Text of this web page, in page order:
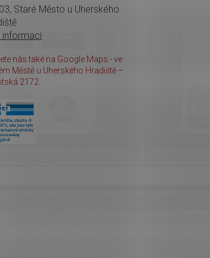
Staré Město u Uherského
informací
nás také na Google Maps - ve
Městě u Uherského Hradiště –
2172.